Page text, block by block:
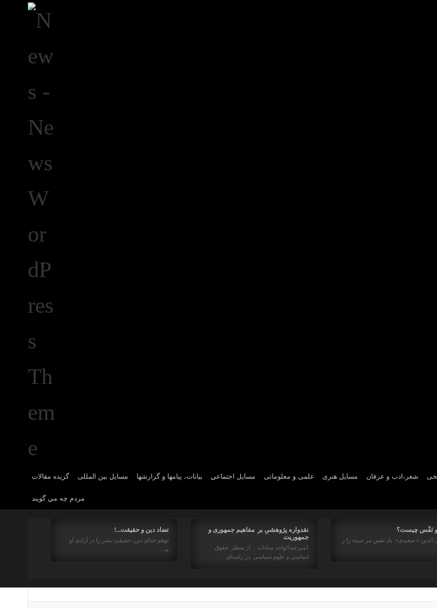
گزیده مقالات مسایل بین المللی بیانات، پیامها و گزارشها مسايل اجتماعي علمی و معلوماتی مسايل هنری شعر،ادب و عرفان
مردم چه مي گويند
تضاد دین و حقیقت...!
توهم خدای دین، حقیقتِ بشر را در آزادی او
به…
نقدواره پژوهشیِ بر مفاهیم جمهوری و
جمهوریت
1میرعبدالواحد سادات از منظر حقوق
اساسی و علوم سیاسی در راستای : …
و نَفْس چیست؟
الدین « سعیدی» بادِ نفس مر سینه را ز